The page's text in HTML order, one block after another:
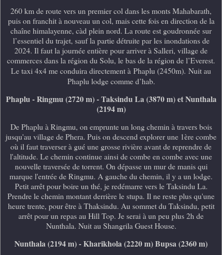
260 km de route vers un premier col dans les monts Mahabarath,
puis on franchit à nouveau un col, mais cette fois en direction de la
chaîne himalayenne, càd plein nord. La route est goudronnée sur
l’essentiel du trajet, sauf la partie détruite par les inondations de
2024. Il faut la journée entière pour arriver à Salleri, village de
commerces dans la région du Solu, le bas de la région de l’Everest.
Le taxi 4x4 me conduira directement à Phaplu (2450m). Nuit au
Phaplu lodge comme d’hab.
Phaplu - Ringmu (2720 m) - Taksindu La (3870 m) et Nunthala
(2194 m)
De Phaplu à Ringmu, on emprunte un long chemin à travers bois
jusqu'au village de Phera. Puis on descend explorer une 1ère combe
où il faut traverser à gué une grosse rivière avant de reprendre de
l'altitude. Le chemin continue ainsi de combe en combe avec une
nouvelle traversée de torrent. On dépasse un mur de manis qui
marque l'entrée de Ringmu. A gauche du chemin, il y a un lodge.
Petit arrêt pour boire un thé, je redémarre vers le Taksindu La.
Prendre le chemin montant derrière le stupa. Il ne reste plus qu'une
heure trente, pour être à Thaksindu. Au sommet du Taksindu, petit
arrêt pour un repas au Hill Top. Je serai à un peu plus 2h de
Nunthala. Nuit au Shangrila Guest House.
Nunthala (2194 m) - Kharikhola (2220 m) Bupsa (2360 m)